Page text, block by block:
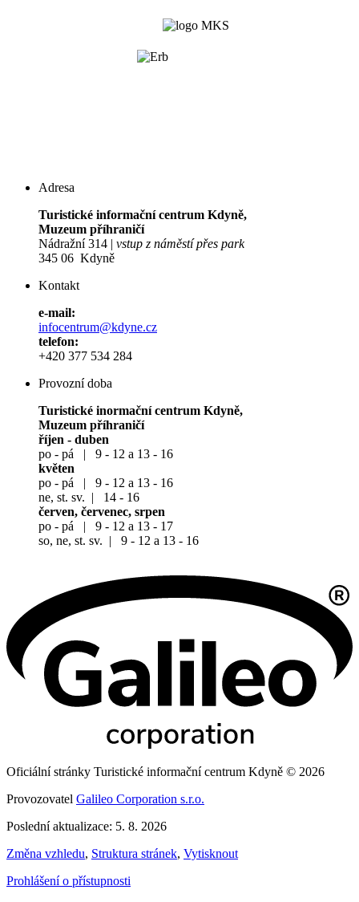
Adresa
Turistické informační centrum Kdyně,
Muzeum příhraničí
Nádražní 314 | vstup z náměstí přes park
345 06 Kdyně
Kontakt
e-mail:
infocentrum@kdyne.cz
telefon:
+420 377 534 284
Provozní doba
Turistické inormační centrum Kdyně,
Muzeum příhraničí
říjen - duben
po - pá | 9 - 12 a 13 - 16
květen
po - pá | 9 - 12 a 13 - 16
ne, st. sv. | 14 - 16
červen, červenec, srpen
po - pá | 9 - 12 a 13 - 17
so, ne, st. sv. | 9 - 12 a 13 - 16
Oficiální stránky Turistické informační centrum Kdyně © 2026
Provozovatel Galileo Corporation s.r.o.
Poslední aktualizace: 5. 8. 2026
Změna vzhledu, Struktura stránek, Vytisknout
Prohlášení o přístupnosti